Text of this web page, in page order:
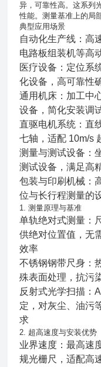
异，可靠性高。这系列
性能。测量基准上的局
典型应用场景
自动化生产线：高
电路板组装机等高
医疗设备：定位系
化设备，高可靠性
通用机床：加工中
设备，简化安装调
直驱电机系统：直
七轴，适配 10m/s
测量与测试设备：
测试设备，满足高
包装与印刷机械：
位与长行程测量的
1. 测量原理与基准
单轨绝对式测量：
供绝对位置值，无
效率
不锈钢钢带尺身：
殊表面处理，抗污
反射式光学扫描：
定，对灰尘、油污
求
2. 超高速度与安装优势
业界速度：最高速
规光栅尺，适配高